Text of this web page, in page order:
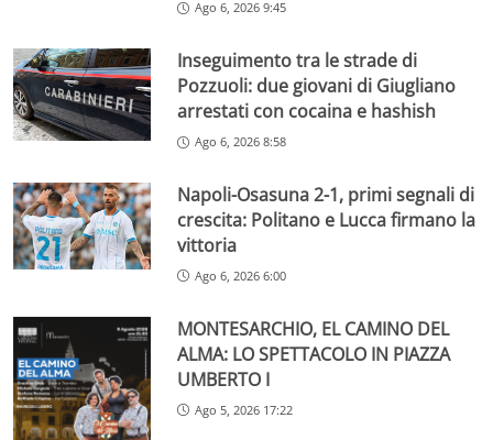
Ago 6, 2026 9:45
Inseguimento tra le strade di
Pozzuoli: due giovani di Giugliano
arrestati con cocaina e hashish
Ago 6, 2026 8:58
Napoli-Osasuna 2-1, primi segnali di
crescita: Politano e Lucca firmano la
vittoria
Ago 6, 2026 6:00
MONTESARCHIO, EL CAMINO DEL
ALMA: LO SPETTACOLO IN PIAZZA
UMBERTO I
Ago 5, 2026 17:22